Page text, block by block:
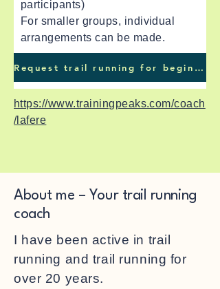
participants)
For smaller groups, individual
arrangements can be made.
Request trail running for beginners
https://www.trainingpeaks.com/coach
/lafere
About me – Your trail running
coach
I have been active in trail
running and trail running for
over 20 years.